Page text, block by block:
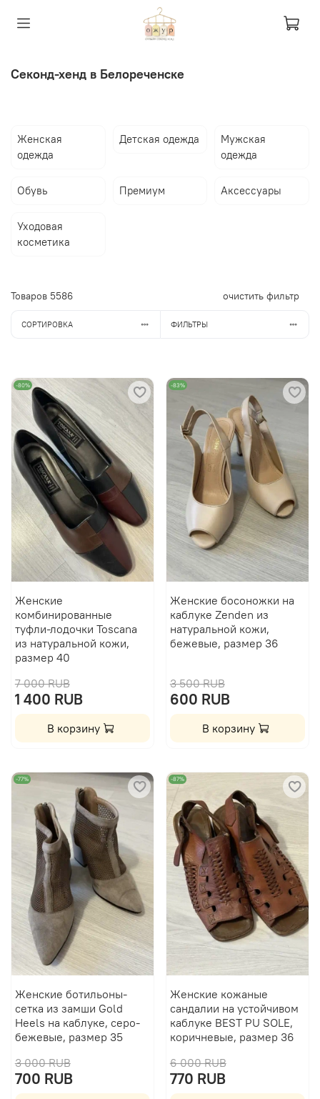
Секонд-хенд в Белореченске
Женская
одежда
Детская одежда
Мужская
одежда
Обувь Премиум Аксессуары
Уходовая
косметика
Товаров 5586 очистить фильтр
СОРТИРОВКА ФИЛЬТРЫ
-80%
Женские
комбинированные
туфли-лодочки Toscana
из натуральной кожи,
размер 40
7 000 RUB
1 400 RUB
В корзину
-83%
Женские босоножки на
каблуке Zenden из
натуральной кожи,
бежевые, размер 36
3 500 RUB
600 RUB
В корзину
-77%
Женские ботильоны-
сетка из замши Gold
Heels на каблуке, серо-
бежевые, размер 35
3 000 RUB
700 RUB
-87%
Женские кожаные
сандалии на устойчивом
каблуке BEST PU SOLE,
коричневые, размер 36
6 000 RUB
770 RUB